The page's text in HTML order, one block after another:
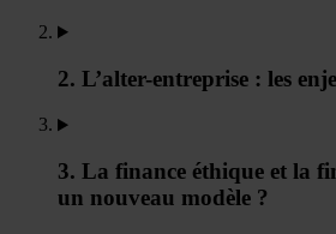
2. L’alter-entreprise : les
3. La finance éthique et la
un nouveau modèle ?